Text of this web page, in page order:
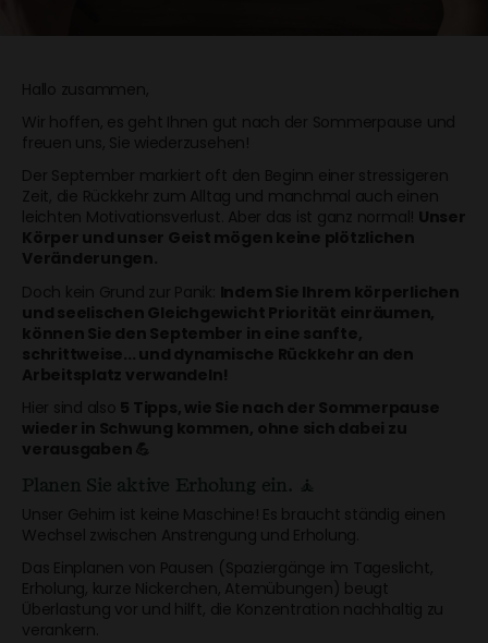
Hallo zusammen,
Wir hoffen, es geht Ihnen gut nach der Sommerpause und
freuen uns, Sie wiederzusehen!
Der September markiert oft den Beginn einer stressigeren
Zeit, die Rückkehr zum Alltag und manchmal auch einen
leichten Motivationsverlust. Aber das ist ganz normal! Unser
Körper und unser Geist mögen keine plötzlichen
Veränderungen.
Doch kein Grund zur Panik: Indem Sie Ihrem körperlichen
und seelischen Gleichgewicht Priorität einräumen,
können Sie den September in eine sanfte,
schrittweise... und dynamische Rückkehr an den
Arbeitsplatz verwandeln!
Hier sind also 5 Tipps, wie Sie nach der Sommerpause
wieder in Schwung kommen, ohne sich dabei zu
verausgaben 💪
Planen Sie aktive Erholung ein. 🧘
Unser Gehirn ist keine Maschine! Es braucht ständig einen
Wechsel zwischen Anstrengung und Erholung.
Das Einplanen von Pausen (Spaziergänge im Tageslicht,
Erholung, kurze Nickerchen, Atemübungen) beugt
Überlastung vor und hilft, die Konzentration nachhaltig zu
verankern.